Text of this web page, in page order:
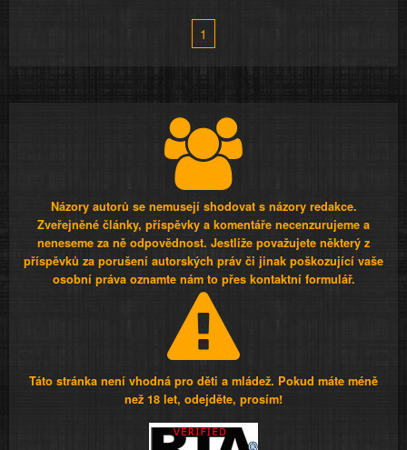
1
Názory autorů se nemusejí shodovat s názory redakce.
Zveřejněné články, příspěvky a komentáře necenzurujeme a
neneseme za ně odpovědnost. Jestliže považujete některý z
příspěvků za porušení autorských práv či jinak poškozující vaše
osobní práva oznamte nám to přes kontaktní formulář.
Táto stránka není vhodná pro děti a mládež. Pokud máte méně
než 18 let, odejděte, prosím!